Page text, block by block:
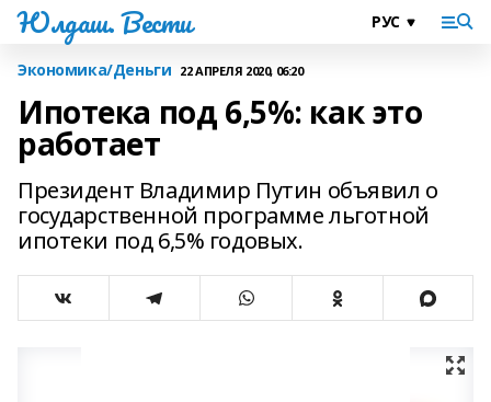
Юлдаш. Вести
Экономика/Деньги 22 АПРЕЛЯ 2020, 06:20
Ипотека под 6,5%: как это
работает
Президент Владимир Путин объявил о
государственной программе льготной
ипотеки под 6,5% годовых.